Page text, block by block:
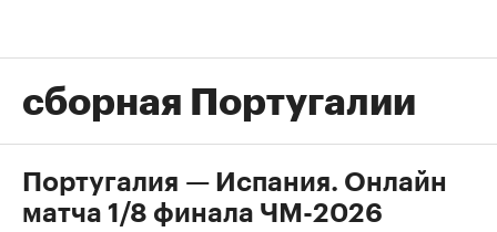
сборная Португалии
Португалия — Испания. Онлайн
матча 1/8 финала ЧМ-2026